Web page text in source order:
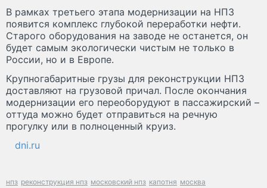
В рамках третьего этапа модернизации на НПЗ
появится комплекс глубокой переработки нефти.
Старого оборудования на заводе не останется, он
будет самым экологически чистым не только в
России, но и в Европе.
Крупногабаритные грузы для реконструкции НПЗ
доставляют на грузовой причал. После окончания
модернизации его переоборудуют в пассажирский –
оттуда можно будет отправиться на речную
прогулку или в полноценный круиз.
dni.ru
нпз реконструкция нпз московский нпз капотня москва